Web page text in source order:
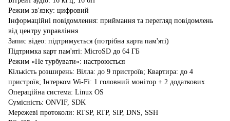
Режим зв'язку: цифровий
Інформаційні повідомлення: приймання та перегляд повідомлень
від центру управління
Запис відео: підтримується (потрібна карта пам'яті)
Підтримка карт пам'яті: MicroSD до 64 ГБ
Режим «Не турбувати»: настроюється
Кількість розширень: Вілла: до 9 пристроїв; Квартира: до 4
пристроїв; Інтерком Wi-Fi: 1 головний монітор + 2 додаткових
Операційна система: Linux OS
Сумісність: ONVIF, SDK
Мережеві протоколи: RTSP, RTP, SIP, DNS, SSH